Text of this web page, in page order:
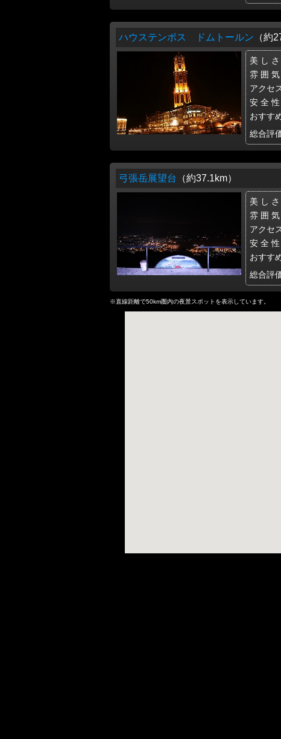
ハウステンボス ドムトールン （約
美 し さ
雰 囲 気
アクセ
安 全 性
おすす
総合評
弓張岳展望台 （約37.1km）
美 し さ
雰 囲 気
アクセ
安 全 性
おすす
総合評
※直線距離で50km圏内の夜景スポットを表示しています。